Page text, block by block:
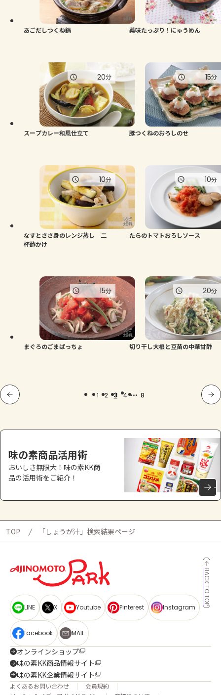
あごだしつくね鍋 薬味たっぷり！にゅうめん
スープカレー和風仕立て
20分
豚つくねのおろしのせ
15分
なすとささ身のレンジ蒸し 二
杯酢かけ
10分
たらのトマトおろしソース
10分
まぐろのごまぱっちょ
15分
切り干し大根と豆苗の中華甘酢
20分
1 2 3 4 ... 8
味の素商品活用術
おいしさ無限大！味の素KK商
品の活用術をご紹介！
TOP 「しょうが汁」検索結果ページ
BACK TO TOP
LINE X Youtube Pinterest Instagram
facebook MAIL
オンラインショップ
味の素KK商品情報サイト
味の素KK企業情報サイト
よくあるお問い合わせ
会員規約